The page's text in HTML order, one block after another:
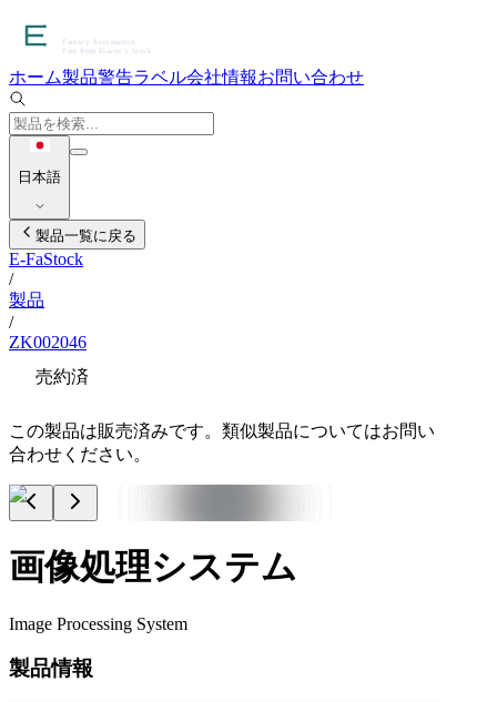
ホーム製品警告ラベル会社情報お問い合わせ
日本語
製品一覧に戻る
E-FaStock
/
製品
/
ZK002046
売約済
この製品は販売済みです。類似製品についてはお問い
合わせください。
画像処理システム
Image Processing System
製品情報